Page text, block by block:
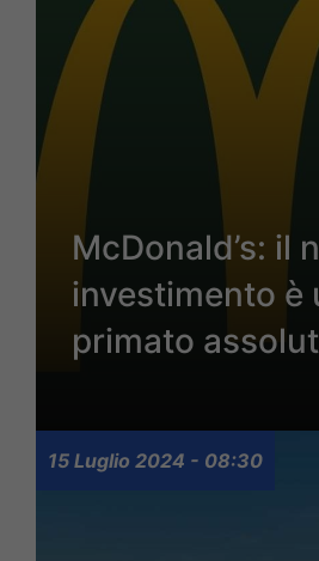
McDonald’s: il
investimento è
primato
15 Luglio 2024 - 08:30